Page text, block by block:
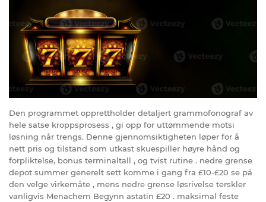
Den programmet opprettholder detaljert grammofonograf av
hele satse kroppsprosess , gi opp for uttømmende motsi
løsning når trengs. Denne gjennomsiktigheten løper for å
nett pris og tilstand som utkast skuespiller høyre hånd og
forpliktelse, bonus terminaltall , og tvist rutine . nedre grense
depot summer generelt sett komme i gang fra £10-£20 se på
den velge virkemåte , mens nedre grense løsrivelse terskler
vanligvis Menachem Begynn astatin £20 . maksimal feste